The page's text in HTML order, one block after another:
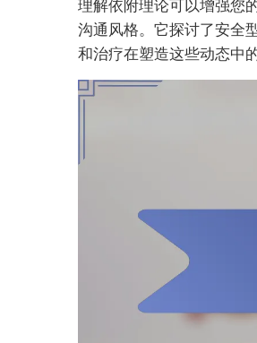
理解依附理论可以增强您
沟通风格。它探讨了安全
和治疗在塑造这些动态中